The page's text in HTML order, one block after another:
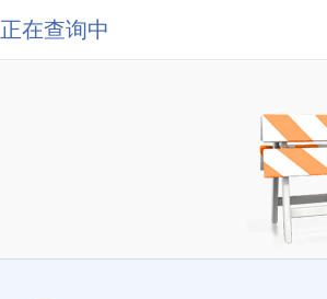
正在查询中